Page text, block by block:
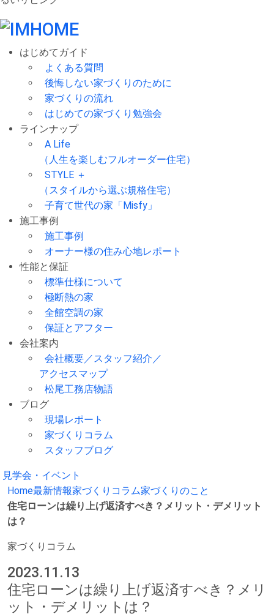
はじめてガイド
よくある質問
後悔しない家づくりのために
家づくりの流れ
はじめての家づくり勉強会
ラインナップ
A Life
（人生を楽しむフルオーダー住宅）
STYLE ＋
（スタイルから選ぶ規格住宅）
子育て世代の家「Misfy」
施工事例
施工事例
オーナー様の住み心地レポート
性能と保証
標準仕様について
極断熱の家
全館空調の家
保証とアフター
会社案内
会社概要／スタッフ紹介／
アクセスマップ
松尾工務店物語
ブログ
現場レポート
家づくりコラム
スタッフブログ
見学会・イベント
Home最新情報家づくりコラム家づくりのこと
住宅ローンは繰り上げ返済すべき？メリット・デメリット
は？
家づくりコラム
2023.11.13
住宅ローンは繰り上げ返済すべき？メリ
ット・デメリットは？